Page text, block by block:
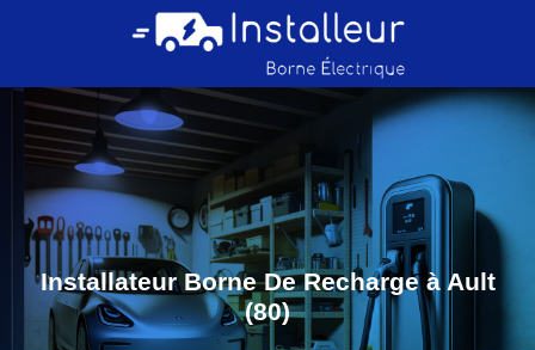
Installateur Borne De Recharge à Ault
(80)